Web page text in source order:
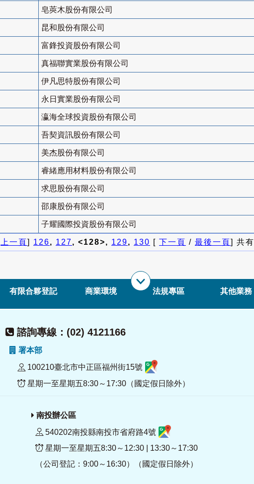
皂莢木股份有限公司
昆和股份有限公司
富鋒投資股份有限公司
真福聯實業股份有限公司
伊凡思特股份有限公司
永日實業股份有限公司
瀛海全球投資股份有限公司
吾契資訊股份有限公司
美杰股份有限公司
睿緒應用材料股份有限公司
求思股份有限公司
邵康股份有限公司
子耀國際投資股份有限公司
上一頁] 126, 127, <128>, 129, 130 [ 下一頁 / 最後一頁] 共有
有限合夥登記 商業環境 法規專區 其他業務
諮詢專線：(02) 4121166
署本部
100210臺北市中正區福州街15號
星期一至星期五8:30～17:30（國定假日除外）
南投辦公區
540202南投縣南投市省府路4號
星期一至星期五8:30～12:30 | 13:30～17:30
（公司登記：9:00～16:30）（國定假日除外）